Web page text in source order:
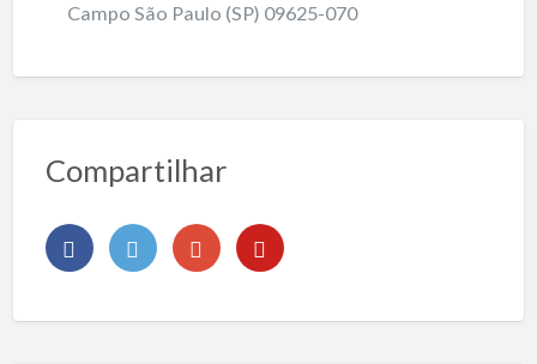
Campo São Paulo (SP) 09625-070
Compartilhar